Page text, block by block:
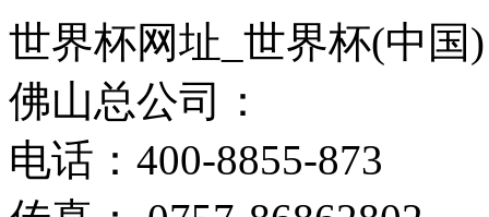
世界杯网址_世界杯(中国)
佛山总公司：
电话：400-8855-873